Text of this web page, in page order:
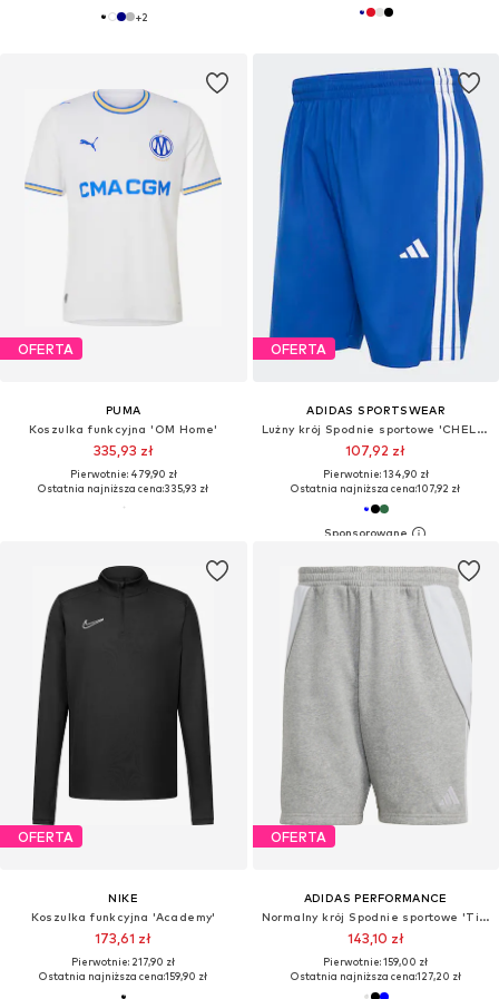
+2
OFERTA
PUMA
Koszulka funkcyjna 'OM Home'
335,93 zł
Pierwotnie: 479,90 zł
Ostatnia najniższa cena:335,93 zł
OFERTA
ADIDAS SPORTSWEAR
Lużny krój Spodnie sportowe 'CHELSEA B7'
107,92 zł
Pierwotnie: 134,90 zł
Ostatnia najniższa cena:107,92 zł
OFERTA
NIKE
Koszulka funkcyjna 'Academy'
173,61 zł
Pierwotnie: 217,90 zł
Ostatnia najniższa cena:159,90 zł
OFERTA
ADIDAS PERFORMANCE
Normalny krój Spodnie sportowe 'Tiro 24'
143,10 zł
Pierwotnie: 159,00 zł
Ostatnia najniższa cena:127,20 zł